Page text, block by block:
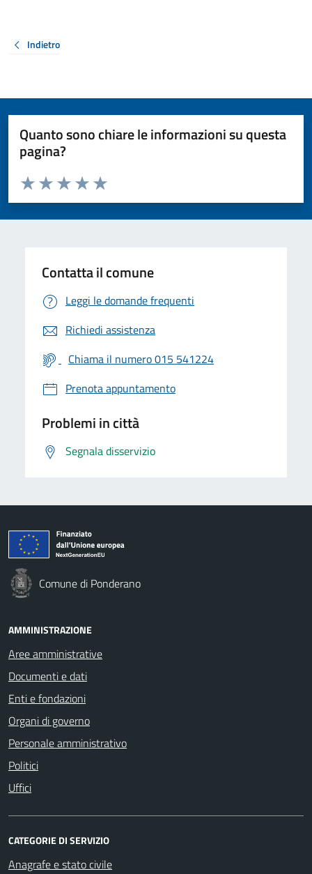
Indietro
Quanto sono chiare le informazioni su questa
pagina?
Valuta da 1 a 5 stelle la pagina
Valuta 5 stelle su 5
Valuta 4 stelle su 5
Valuta 3 stelle su 5
Valuta 2 stelle su 5
Valuta 1 stelle su 5
Contatta il comune
Leggi le domande frequenti
Richiedi assistenza
Chiama il numero 015 541224
Prenota appuntamento
Problemi in città
Segnala disservizio
Comune di Ponderano
AMMINISTRAZIONE
Aree amministrative
Documenti e dati
Enti e fondazioni
Organi di governo
Personale amministrativo
Politici
Uffici
CATEGORIE DI SERVIZIO
Anagrafe e stato civile